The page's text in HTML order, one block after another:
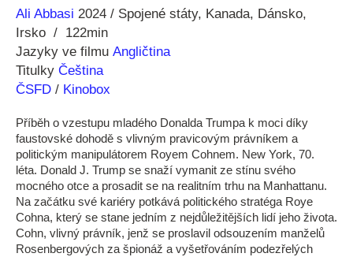
Režie
Ali Abbasi
Rok 2024 Spojené státy Kanada Dánsko
Irsko
122min
Jazyky ve filmu Angličtina
Titulky Čeština
ČSFD / Kinobox
Příběh o vzestupu mladého Donalda Trumpa k moci díky
faustovské dohodě s vlivným pravicovým právníkem a
politickým manipulátorem Royem Cohnem. New York, 70.
léta. Donald J. Trump se snaží vymanit ze stínu svého
mocného otce a prosadit se na realitním trhu na Manhattanu.
Na začátku své kariéry potkává politického stratéga Roye
Cohna, který se stane jedním z nejdůležitějších lidí jeho života.
Cohn, vlivný právník, jenž se proslavil odsouzením manželů
Rosenbergových za špionáž a vyšetřováním podezřelých